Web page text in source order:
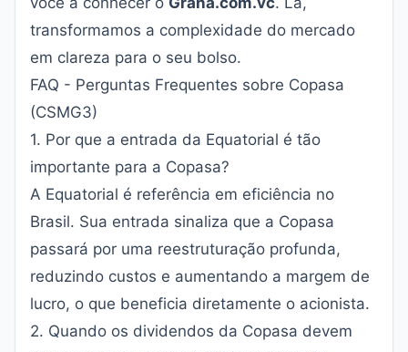
transformamos a complexidade do mercado
em clareza para o seu bolso.
FAQ - Perguntas Frequentes sobre Copasa
(CSMG3)
1. Por que a entrada da Equatorial é tão
importante para a Copasa?
A Equatorial é referência em eficiência no
Brasil. Sua entrada sinaliza que a Copasa
passará por uma reestruturação profunda,
reduzindo custos e aumentando a margem de
lucro, o que beneficia diretamente o acionista.
2. Quando os dividendos da Copasa devem